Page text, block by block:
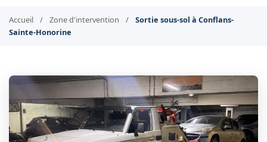
Accueil / Zone d'intervention /
Sortie sous-sol à Conflans-
Sainte-Honorine